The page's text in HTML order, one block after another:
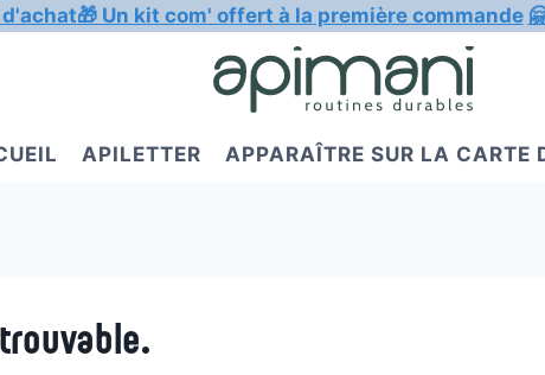
🎁 Un kit com' offert à la première commande
APILETTER APPARAÎTRE SUR LA CARTE